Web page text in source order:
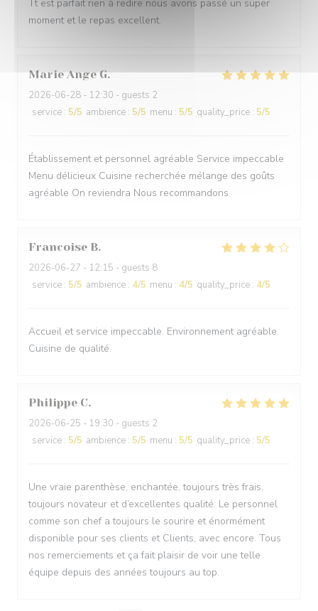
Tt est parfait rien à redire nous avons passé un super
moment et le repas excellent.
Marie Ange G
2026-06-28 - 12:30 - guests 2
service : 5/5 ambience : 5/5 menu : 5/5 quality_price : 5/5
Établissement et personnel agréable Service impeccable
Menu délicieux Cuisine recherchée mélange des goûts
agréable On reviendra Nous recommandons
Francoise B
2026-06-27 - 12:15 - guests 8
service : 5/5 ambience : 4/5 menu : 4/5 quality_price : 4/5
Accueil et service impeccable. Environnement agréable.
Cuisine de qualité.
Philippe C
2026-06-25 - 19:30 - guests 2
service : 5/5 ambience : 5/5 menu : 5/5 quality_price : 5/5
Une vraie parenthèse, enchantée, toujours très frais,
toujours novateur et d’excellentes qualité. Le personnel
comme son chef a toujours le sourire et énormément
disponible pour ses clients et Clients, avec encore. Tous
nos remerciements et ça fait plaisir de voir une telle
équipe depuis des années toujours au top.